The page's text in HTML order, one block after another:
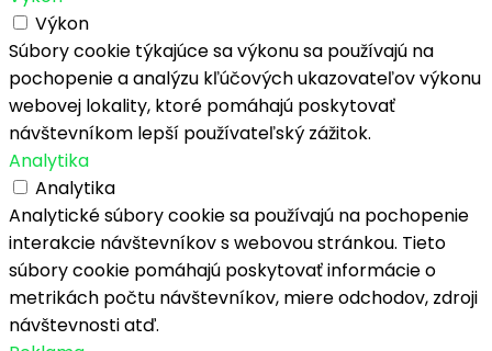
Výkon
Súbory cookie týkajúce sa výkonu sa používajú na
pochopenie a analýzu kľúčových ukazovateľov výkonu
webovej lokality, ktoré pomáhajú poskytovať
návštevníkom lepší používateľský zážitok.
Analytika
Analytika
Analytické súbory cookie sa používajú na pochopenie
interakcie návštevníkov s webovou stránkou. Tieto
súbory cookie pomáhajú poskytovať informácie o
metrikách počtu návštevníkov, miere odchodov, zdroji
návštevnosti atď.